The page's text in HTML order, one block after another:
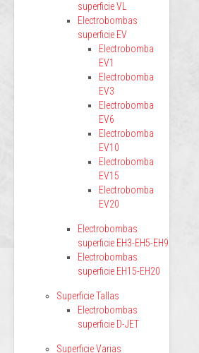
superficie VL
Electrobombas
superficie EV
Electrobomba
EV1
Electrobomba
EV3
Electrobomba
EV6
Electrobomba
EV10
Electrobomba
EV15
Electrobomba
EV20
Electrobombas
superficie EH3-EH5-EH9
Electrobombas
superficie EH15-EH20
Superficie Tallas
Electrobombas
superficie D-JET
Superficie Varias